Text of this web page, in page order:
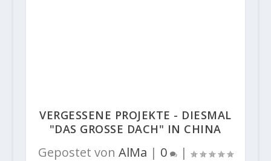
VERGESSENE PROJEKTE - DIESMAL
"DAS GROSSE DACH" IN CHINA
Gepostet von AlMa | 0 |